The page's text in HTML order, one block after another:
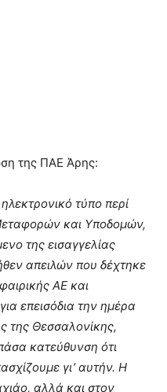
της ΠΑΕ Άρης:
τύπο περί
και Υποδομών,
της εισαγγελίας
απειλών που δέχτηκε
ΑΕ και
επεισόδια την ημέρα
της Θεσσαλονίκης,
κατεύθυνση ότι
γι’ αυτήν. Η
αλλά και στον